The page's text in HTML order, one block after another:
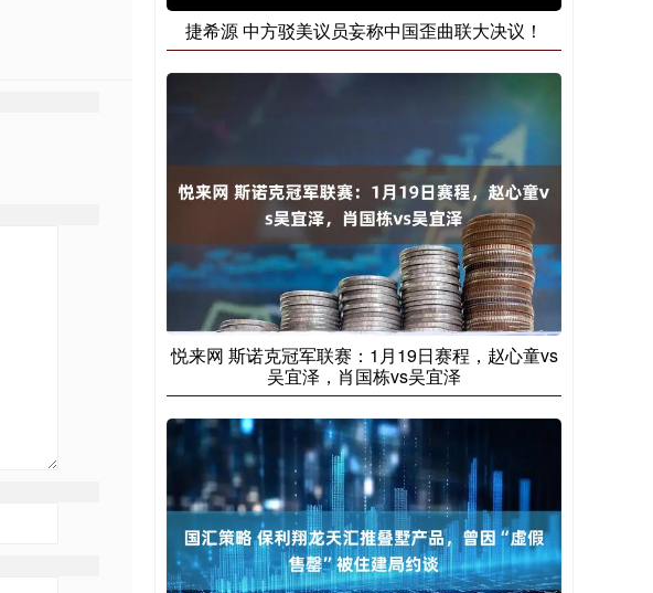
捷希源 中方驳美议员妄称中国歪曲联大决议！
悦来网 斯诺克冠军联赛：1月19日赛程，赵心童vs
吴宜泽，肖国栋vs吴宜泽